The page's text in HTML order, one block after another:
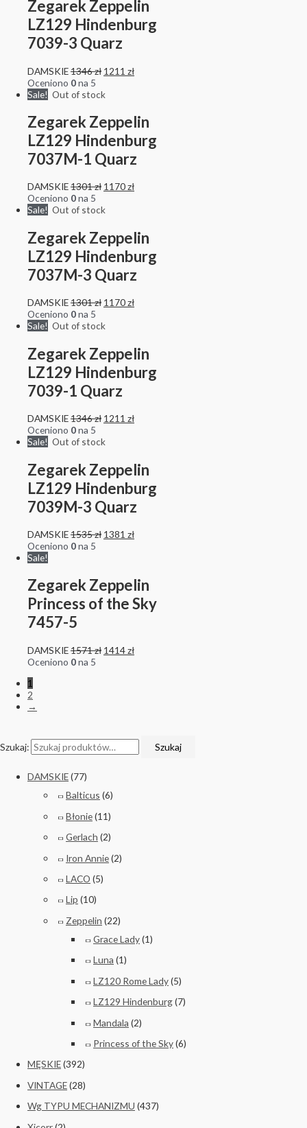
Szukaj: Szukaj
DAMSKIE(77)
Balticus (6)
Błonie(11)
Gerlach (2)
Iron Annie(2)
LACO (5)
Lip (10)
Zeppelin (22)
Grace Lady(1)
Luna (1)
LZ120 Rome Lady(5)
LZ129 Hindenburg(7)
Mandala (2)
Princess of the Sky(6)
MĘSKIE(392)
VINTAGE(28)
Wg TYPU MECHANIZMU (437)
Zegarek Zeppelin
LZ129 Hindenburg
7039-3 Quarz
DAMSKIE1346zł 1211 zł
Oceniono 0na 5
Sale! Out of stock
Zegarek Zeppelin
LZ129 Hindenburg
7037M-1 Quarz
DAMSKIE1301zł 1170zł
Oceniono 0na 5
Sale! Out of stock
Zegarek Zeppelin
LZ129 Hindenburg
7037M-3 Quarz
DAMSKIE1301zł 1170zł
Oceniono 0na 5
Sale! Out of stock
Zegarek Zeppelin
LZ129 Hindenburg
7039-1 Quarz
DAMSKIE1346zł 1211 zł
Oceniono 0na 5
Sale! Out of stock
Zegarek Zeppelin
LZ129 Hindenburg
7039M-3 Quarz
DAMSKIE1535zł 1381 zł
Oceniono 0na 5
Sale!
Zegarek Zeppelin
Princess of the Sky
7457-5
DAMSKIE1571zł 1414zł
Oceniono 0na 5
1
2
→